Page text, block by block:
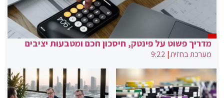
מדריך פשוט על פינטק, חיסכון חכם ומטבעות יציבים
מערכת בחזית|
9:22